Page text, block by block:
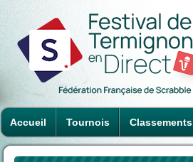
Accueil Tournois Classements